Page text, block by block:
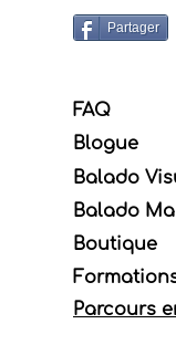
Partager
FAQ
Blogue
Balado
Balado
Boutique
Parcours